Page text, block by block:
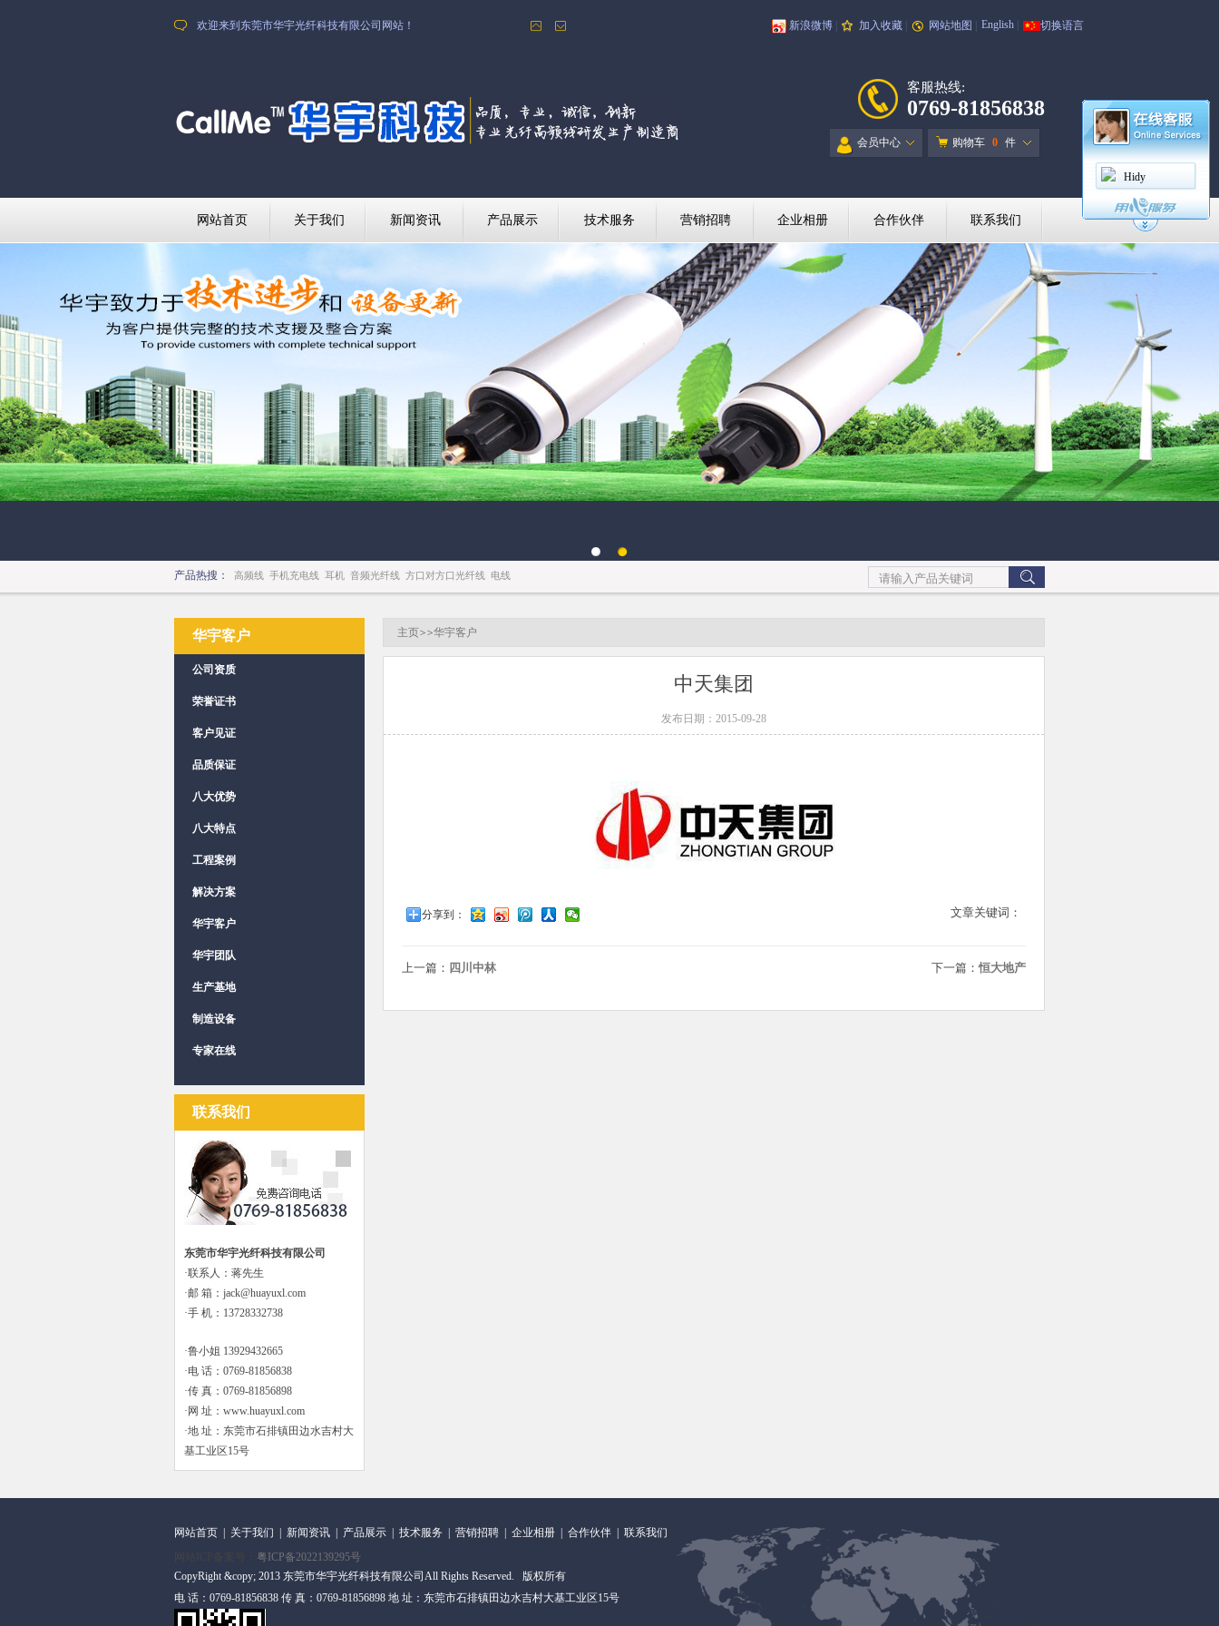
Hidy
欢迎来到东莞市华宇光纤科技有限公司网站！ 新浪微博 加入收藏 网站地图 English 切换语言
客服热线:
0769-81856838
购物车 0 件
会员中心
网站首页 关于我们 新闻资讯 产品展示 技术服务 营销招聘 企业相册 合作伙伴 联系我们
百叶窗图片载入中
产品热搜： 高频线 手机充电线 耳机 音频光纤线 方口对方口光纤线 电线
华宇客户
公司资质
荣誉证书
客户见证
品质保证
八大优势
八大特点
工程案例
解决方案
华宇客户
华宇团队
生产基地
制造设备
专家在线
联系我们
东莞市华宇光纤科技有限公司
·联系人：蒋先生
·邮 箱：jack@huayuxl.com
·手 机：13728332738
·鲁小姐 13929432665
·电 话：0769-81856838
·传 真：0769-81856898
·网 址：www.huayuxl.com
·地 址：东莞市石排镇田边水吉村大
基工业区15号
主页>>华宇客户
中天集团
发布日期：2015-09-28
文章关键词：
分享到：
上一篇： 四川中林 下一篇：恒大地产
网站首页 关于我们 新闻资讯 产品展示 技术服务 营销招聘 企业相册 合作伙伴
联系我们
粤ICP备2022139295号
CopyRight &copy; 2013 东莞市华宇光纤科技有限公司All Rights Reserved. 版权所有
电 话：0769-81856838 传 真：0769-81856898 地 址：东莞市石排镇田边水吉村大基工业区15号